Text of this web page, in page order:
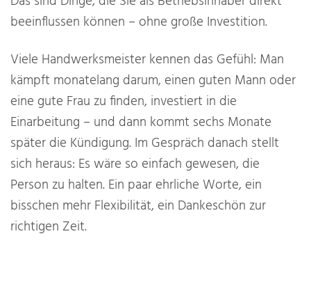
beeinflussen können – ohne große Investition.
Viele Handwerksmeister kennen das Gefühl: Man
kämpft monatelang darum, einen guten Mann oder
eine gute Frau zu finden, investiert in die
Einarbeitung – und dann kommt sechs Monate
später die Kündigung. Im Gespräch danach stellt
sich heraus: Es wäre so einfach gewesen, die
Person zu halten. Ein paar ehrliche Worte, ein
bisschen mehr Flexibilität, ein Dankeschön zur
richtigen Zeit.